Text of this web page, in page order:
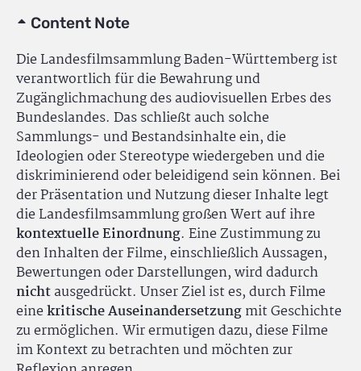
Content Note
Die Landesfilmsammlung Baden-Württemberg ist
verantwortlich für die Bewahrung und
Zugänglichmachung des audiovisuellen Erbes des
Bundeslandes. Das schließt auch solche
Sammlungs- und Bestandsinhalte ein, die
Ideologien oder Stereotype wiedergeben und die
diskriminierend oder beleidigend sein können. Bei
der Präsentation und Nutzung dieser Inhalte legt
die Landesfilmsammlung großen Wert auf ihre
kontextuelle Einordnung. Eine Zustimmung zu
den Inhalten der Filme, einschließlich Aussagen,
Bewertungen oder Darstellungen, wird dadurch
nichtausgedrückt. Unser Ziel ist es, durch Filme
einekritische Auseinandersetzungmit Geschichte
zu ermöglichen. Wir ermutigen dazu, diese Filme
im Kontext zu betrachten und möchten zur